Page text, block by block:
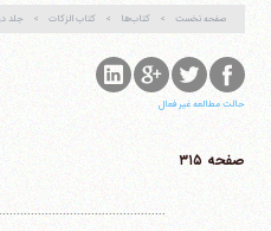
صفحه نخست
کتاب‌ها کتاب الزکات جلد
حالت مطالعه غیر فعال
صفحه ۳۱۵